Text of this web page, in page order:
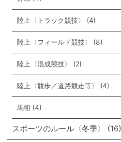
陸上〈トラック競技〉 (4)
陸上〈フィールド競技〉 (8)
陸上〈混成競技〉 (2)
陸上〈競歩／道路競走等〉 (4)
馬術 (4)
スポーツのルール〈冬季〉 (16)